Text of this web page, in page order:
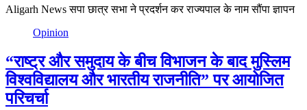
Aligarh News सपा छात्र सभा ने प्रदर्शन कर राज्यपाल के नाम सौंपा ज्ञापन
Opinion
“राष्ट्र और समुदाय के बीच विभाजन के बाद मुस्लिम
विश्वविद्यालय और भारतीय राजनीति” पर आयोजित
परिचर्चा